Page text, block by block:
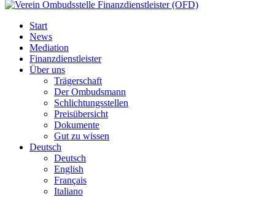
Start
News
Mediation
Finanzdienstleister
Über uns
Trägerschaft
Der Ombudsmann
Schlichtungsstellen
Preisübersicht
Dokumente
Gut zu wissen
Deutsch
Deutsch
English
Français
Italiano